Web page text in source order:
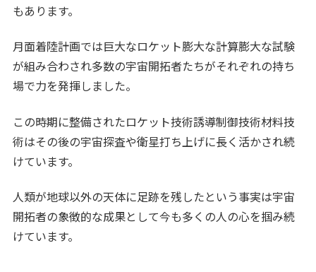
もあります。
月面着陸計画では巨大なロケット膨大な計算膨大な試験
が組み合わされ多数の宇宙開拓者たちがそれぞれの持ち
場で力を発揮しました。
この時期に整備されたロケット技術誘導制御技術材料技
術はその後の宇宙探査や衛星打ち上げに長く活かされ続
けています。
人類が地球以外の天体に足跡を残したという事実は宇宙
開拓者の象徴的な成果として今も多くの人の心を掴み続
けています。